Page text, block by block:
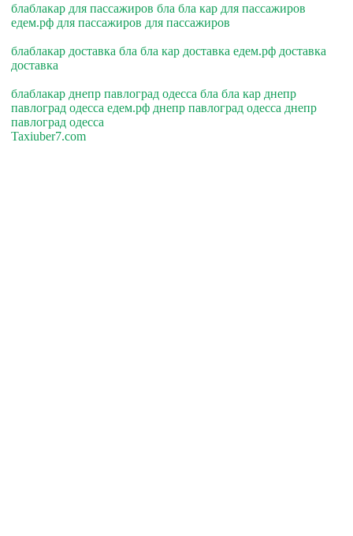
блаблакар для пассажиров бла бла кар для пассажиров
едем.рф для пассажиров для пассажиров
блаблакар доставка бла бла кар доставка едем.рф доставка
доставка
блаблакар днепр павлоград одесса бла бла кар днепр
павлоград одесса едем.рф днепр павлоград одесса днепр
павлоград одесса
Taxiuber7.com